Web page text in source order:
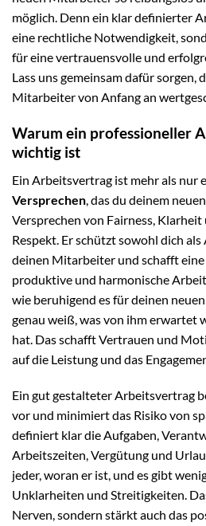
möglich. Denn ein klar definierter
eine rechtliche Notwendigkeit,
für eine vertrauensvolle und
Lass uns gemeinsam dafür sorgen,
Mitarbeiter von Anfang an
Warum ein professioneller
wichtig ist
Ein Arbeitsvertrag ist mehr als nur
Versprechen , das du deinem
Versprechen von Fairness,
Respekt. Er schützt sowohl dich
deinen Mitarbeiter und schafft
produktive und harmonische
wie beruhigend es für deinen
genau weiß, was von ihm erwartet
hat. Das schafft Vertrauen und
auf die Leistung und das
Ein gut gestalteter Arbeitsvertrag
vor und minimiert das Risiko von
definiert klar die Aufgaben,
Arbeitszeiten, Vergütung und
jeder, woran er ist, und es gibt
Unklarheiten und Streitigkeiten.
Nerven, sondern stärkt auch das